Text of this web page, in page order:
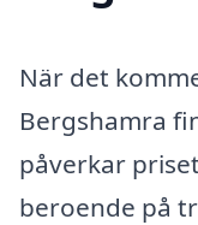
När det
Bergshamra
påverkar
beroende på